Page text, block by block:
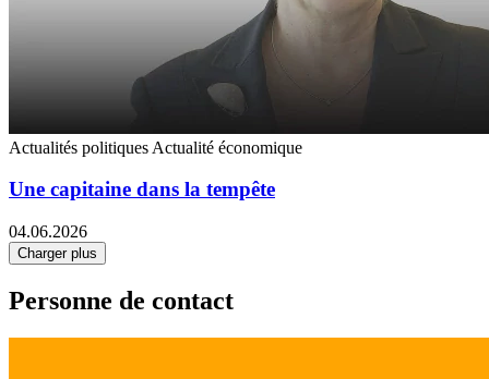
Actualités politiques Actualité économique
Une capitaine dans la tempête
04.06.2026
Charger plus
Personne de contact